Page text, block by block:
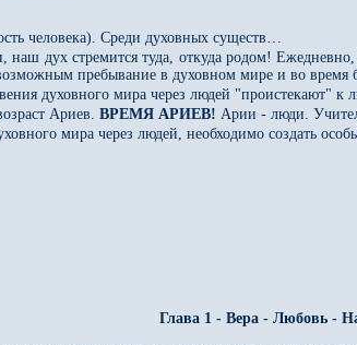
человека). Среди духовных существ…
дух стремится туда, откуда родом!
пребывание в духовном мире и во время
духовного мира через людей "проистекают" к
Ариев. ВРЕМЯ АРИЕВ! Арии - люди.
мира через людей, необходимо создать
Глава 1 - Вера - Любовь -